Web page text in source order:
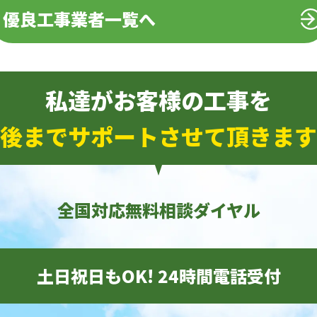
優良工事業者一覧へ
私達がお客様の工事を
までサポートさせて頂きま
全国対応無料相談ダイヤル
土日祝日もOK! 24時間電話受付